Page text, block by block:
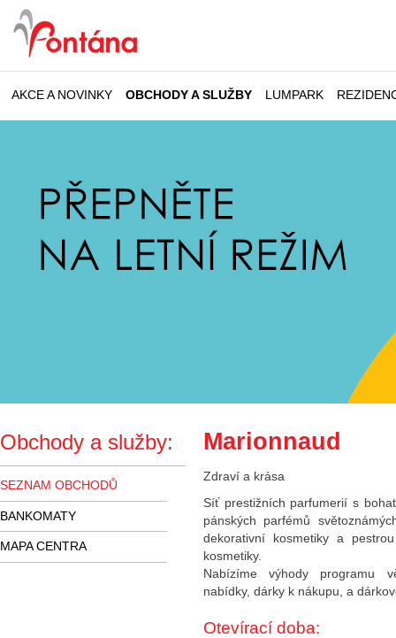
AKCE A NOVINKY OBCHODY A SLUŽBY LUMPARK
Obchody a služby:
SEZNAM OBCHODŮ
BANKOMATY
MAPA CENTRA
Marionnaud
Zdraví a krása
Síť prestižních parfumerií s
pánských parfémů
dekorativní kosmetiky a
kosmetiky.
Nabízíme výhody programu
nabídky, dárky k nákupu, a
Otevírací doba: